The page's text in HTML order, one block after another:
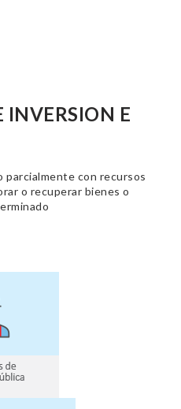
INVERSION E
con recursos
o recuperar bienes o